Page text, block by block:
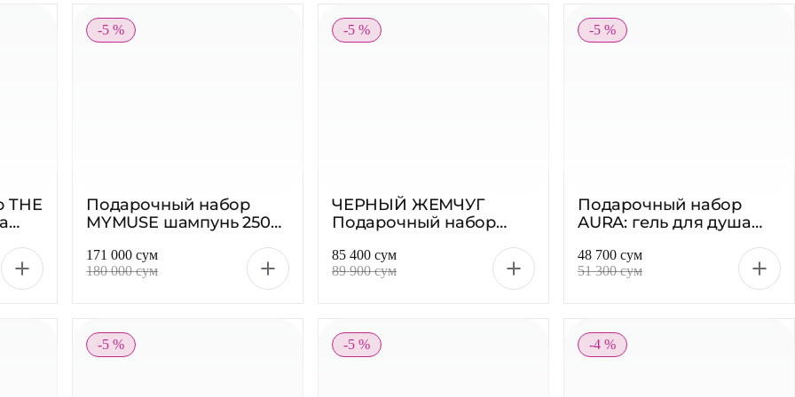
THE
-5 %
Подарочный набор
MYMUSE шампунь 250
спрей 3D Matrix 150 мл
171 000 сум
180 000 сум
-5 %
ЧЕРНЫЙ ЖЕМЧУГ
Подарочный набор
85 400 сум
89 900 сум
-5 %
Подарочный набор
AURA: гель для душа
крем для рук
Обогащающий 75 мл
48 700 сум
51 300 сум
-5 % -5 % -4 %